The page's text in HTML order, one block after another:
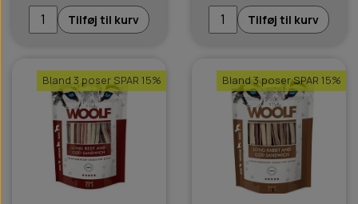
Tilføj til kurv Tilføj til kurv
Bland 3 poser SPAR 15% Bland 3 poser SPAR 15%